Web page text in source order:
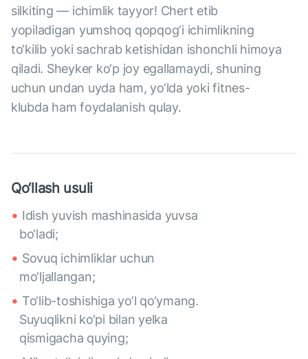
silkiting — ichimlik tayyor! Chert etib
yopiladigan yumshoq qopqog‘i ichimlikning
to‘kilib yoki sachrab ketishidan ishonchli himoya
qiladi. Sheyker ko‘p joy egallamaydi, shuning
uchun undan uyda ham, yo‘lda yoki fitnes-
klubda ham foydalanish qulay.
Qo‘llash usuli
Idish yuvish mashinasida yuvsa
bo‘ladi;
Sovuq ichimliklar uchun
mo‘ljallangan;
To‘lib-toshishiga yo‘l qo‘ymang.
Suyuqlikni ko‘pi bilan yelka
qismigacha quying;